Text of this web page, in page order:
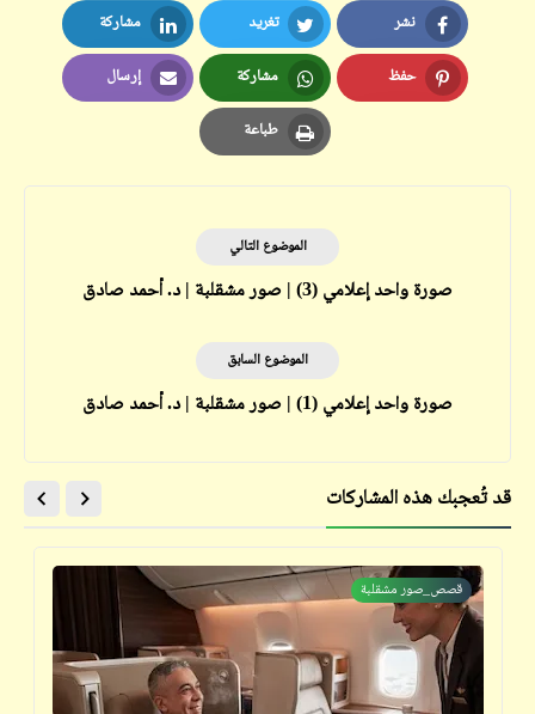
نشر
Facebook
تغريد
Twitter
مشاركة
LinkedIn
حفظ
Pinterest
مشاركة
Whatsapp
إرسال
Email
طباعة
Print
الموضوع التالي
صورة واحد إعلامي (3) | صور مشقلبة | د. أحمد صادق
الموضوع السابق
صورة واحد إعلامي (1) | صور مشقلبة | د. أحمد صادق
قد تُعجبك هذه المشاركات
قصص_صور مشقلبة